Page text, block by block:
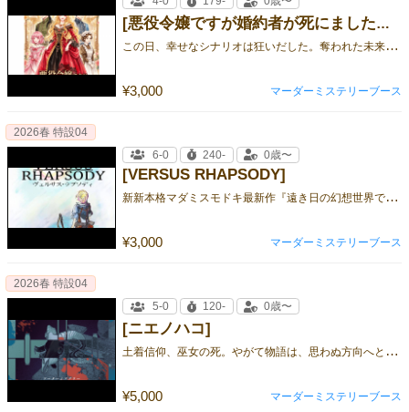
[悪役令嬢ですが婚約者が死にました？！]
こ
の日、幸せなシナリオは狂いだした。奪われた未来の行方と結末は。
¥3,000 マーダーミステリーブース
[VERSUS RHAPSODY]
新
新本格マダミスモドキ最新作『遠き日の幻想世界で交わるセッション』
¥3,000
2026春 特設04
6-0
240- 0歳〜
マーダーミステリーブース
[ニエノハコ]
土
着信仰、巫女の死。やがて物語は、思わぬ方向へと進みだす。
¥5,000
2026春 特設04
5-0
120- 0歳〜
マーダーミステリーブース